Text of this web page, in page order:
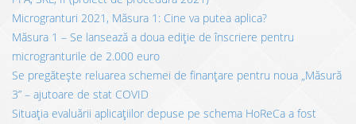
Microgranturi 2021, Măsura 1: Cine va putea aplica?
Măsura 1 – Se lansează a doua ediție de înscriere pentru
microgranturile de 2.000 euro
Se pregătește reluarea schemei de finanțare pentru noua „Măsură
3” – ajutoare de stat COVID
Situația evaluării aplicațiilor depuse pe schema HoReCa a fost